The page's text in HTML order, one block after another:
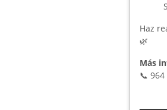
Haz
🌿
Más
📞